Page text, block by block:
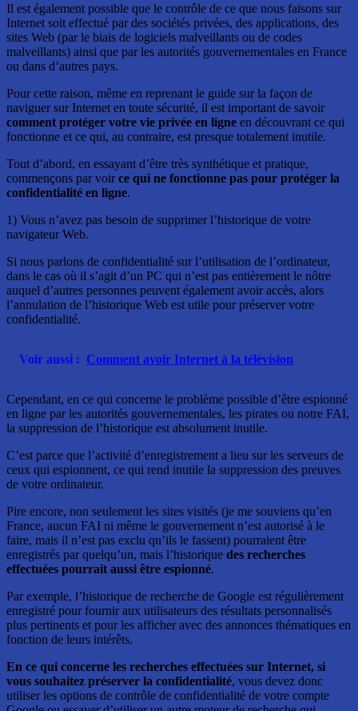
Il est également possible que le contrôle de ce que nous faisons sur
Internet soit effectué par des sociétés privées, des applications, des
sites Web (par le biais de logiciels malveillants ou de codes
malveillants) ainsi que par les autorités gouvernementales en France
ou dans d’autres pays.
Pour cette raison, même en reprenant le guide sur la façon de
naviguer sur Internet en toute sécurité, il est important de savoir
comment protéger votre vie privée en ligne en découvrant ce qui
fonctionne et ce qui, au contraire, est presque totalement inutile.
Tout d’abord, en essayant d’être très synthétique et pratique,
commençons par voirce qui ne fonctionne pas pour protéger la
confidentialité en ligne.
1) Vous n’avez pas besoin de supprimer l’historique de votre
navigateur Web.
Si nous parlons de confidentialité sur l’utilisation de l’ordinateur,
dans le cas où il s’agit d’un PC qui n’est pas entièrement le nôtre
auquel d’autres personnes peuvent également avoir accès, alors
l’annulation de l’historique Web est utile pour préserver votre
confidentialité.
Voir aussi : Comment avoir Internet à la télévision
Cependant, en ce qui concerne le problème possible d’être espionné
en ligne par les autorités gouvernementales, les pirates ou notre FAI,
la suppression de l’historique est absolument inutile.
C’est parce que l’activité d’enregistrement a lieu sur les serveurs de
ceux qui espionnent, ce qui rend inutile la suppression des preuves
de votre ordinateur.
Pire encore, non seulement les sites visités (je me souviens qu’en
France, aucun FAI ni même le gouvernement n’est autorisé à le
faire, mais il n’est pas exclu qu’ils le fassent) pourraient être
enregistrés par quelqu’un, mais l’historique des recherches
effectuées pourrait aussi être espionné.
Par exemple, l’historique de recherche de Google est régulièrement
enregistré pour fournir aux utilisateurs des résultats personnalisés
plus pertinents et pour les afficher avec des annonces thématiques en
fonction de leurs intérêts.
En ce qui concerne les recherches effectuées sur Internet, si
vous souhaitez préserver la confidentialité, vous devez donc
utiliser les options de contrôle de confidentialité de votre compte